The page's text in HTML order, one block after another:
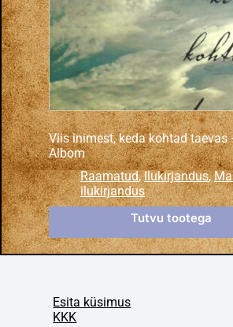
Viis inimest, keda kohtad taevas
Albom
Raamatud,Ilukirjandus,
ilukirjandus
Tutvu tootega
Esita küsimus
KKK